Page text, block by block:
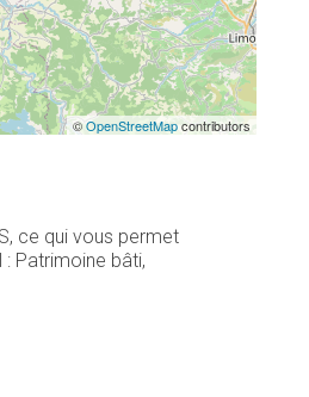
©OpenStreetMapcontributors
ce qui vous permet
Patrimoine bâti,